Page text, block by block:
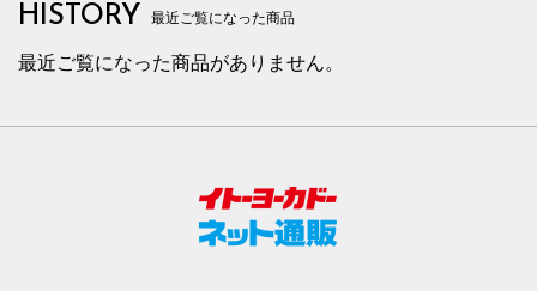
HISTORY 最近ご覧になった商品
最近ご覧になった商品がありません。